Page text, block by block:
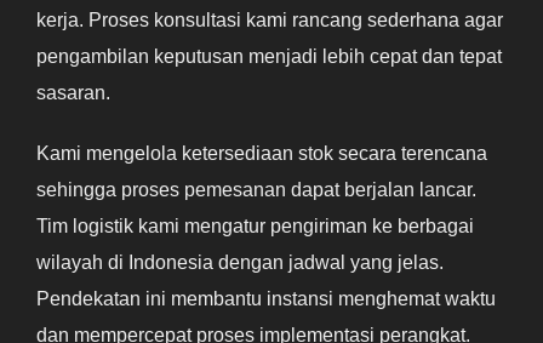
kerja. Proses konsultasi kami rancang sederhana agar
pengambilan keputusan menjadi lebih cepat dan tepat
sasaran.
Kami mengelola ketersediaan stok secara terencana
sehingga proses pemesanan dapat berjalan lancar.
Tim logistik kami mengatur pengiriman ke berbagai
wilayah di Indonesia dengan jadwal yang jelas.
Pendekatan ini membantu instansi menghemat waktu
dan mempercepat proses implementasi perangkat.